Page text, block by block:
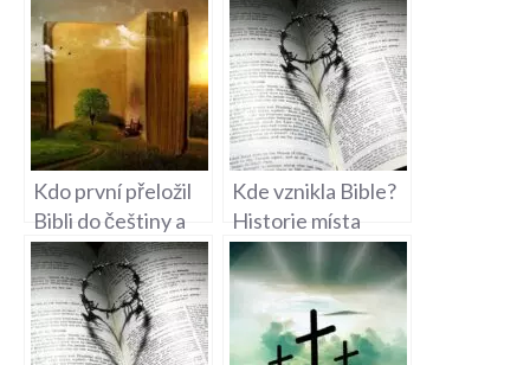
Kdo první přeložil
Bibli do češtiny a
jak to ovlivnilo
náboženství?
Kde vznikla Bible?
Historie místa
vzniku
náboženského
textu